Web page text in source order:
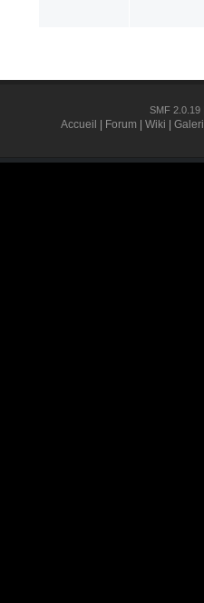
SMF 2.0.19
Accueil | Forum | Wiki |